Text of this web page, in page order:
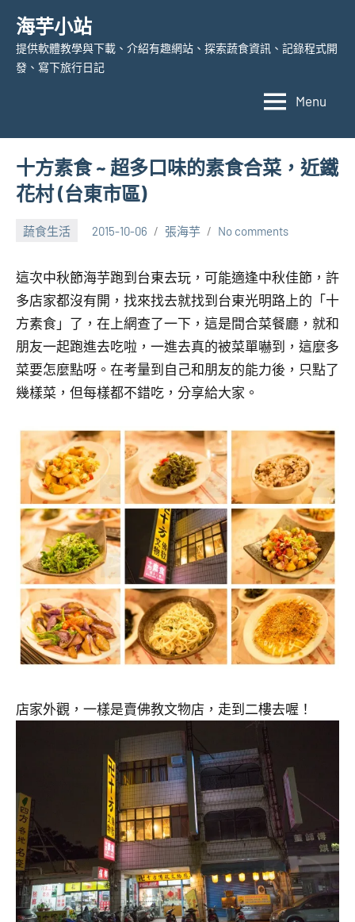
content
海芋小站
提供軟體教學與下載、介紹有趣網站、探索蔬食資訊、記錄程式開
發、寫下旅行日記
Menu
十方素食 ~ 超多口味的素食合菜，近鐵
花村 (台東市區)
蔬食生活 2015-10-06 張海芋 No comments
這次中秋節海芋跑到台東去玩，可能適逢中秋佳節，許
多店家都沒有開，找來找去就找到台東光明路上的「十
方素食」了，在上網查了一下，這是間合菜餐廳，就和
朋友一起跑進去吃啦，一進去真的被菜單嚇到，這麼多
菜要怎麼點呀。在考量到自己和朋友的能力後，只點了
幾樣菜，但每樣都不錯吃，分享給大家。
店家外觀，一樣是賣佛教文物店，走到二樓去喔！